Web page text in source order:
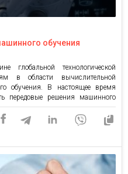
обучения
технологической
в области вычислительной
обучения. В настоящее время
передовые решения машинного
решениями искусственного
рынке. Аналитика
чтобы вы могли повысить
обучением […]